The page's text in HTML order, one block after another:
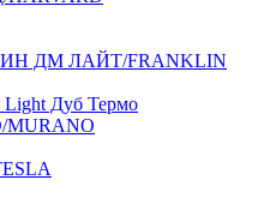
ДМ ЛАЙТ/FRANKLIN
Дуб Термо
MURANO